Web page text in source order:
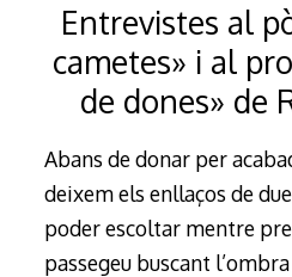
2025
Entrevistes al
cametes» i al
de dones» de
Abans de donar per
deixem els enllaços de
poder escoltar mentre
passegeu buscant